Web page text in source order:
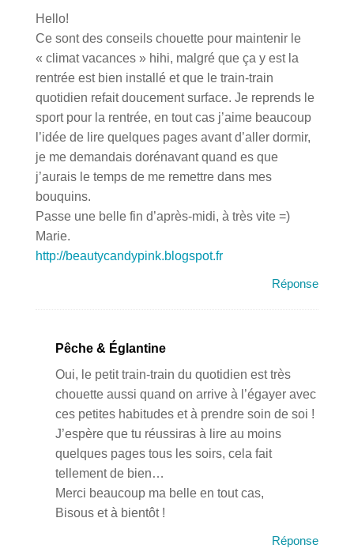
Hello!
Ce sont des conseils chouette pour maintenir le
« climat vacances » hihi, malgré que ça y est la
rentrée est bien installé et que le train-train
quotidien refait doucement surface. Je reprends le
sport pour la rentrée, en tout cas j’aime beaucoup
l’idée de lire quelques pages avant d’aller dormir,
je me demandais dorénavant quand es que
j’aurais le temps de me remettre dans mes
bouquins.
Passe une belle fin d’après-midi, à très vite =)
Marie.
http://beautycandypink.blogspot.fr
Réponse
Pêche & Églantine
Oui, le petit train-train du quotidien est très
chouette aussi quand on arrive à l’égayer avec
ces petites habitudes et à prendre soin de soi !
J’espère que tu réussiras à lire au moins
quelques pages tous les soirs, cela fait
tellement de bien…
Merci beaucoup ma belle en tout cas,
Bisous et à bientôt !
Réponse